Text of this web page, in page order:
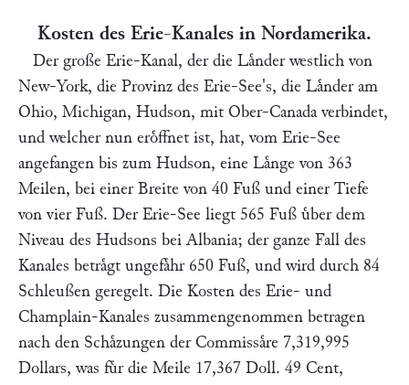
Kosten des Erie-Kanales in Nordamerika.
Der große Erie-Kanal, der die Laͤnder westlich von
New-York, die Provinz des Erie-See's, die Laͤnder am
Ohio, Michigan, Hudson, mit Ober-Canada verbindet,
und welcher nun eroͤffnet ist, hat, vom Erie-See
angefangen bis zum Hudson, eine Laͤnge von 363
Meilen, bei einer Breite von 40 Fuß und einer Tiefe
von vier Fuß. Der Erie-See liegt 565 Fuß uͤber dem
Niveau des Hudsons bei Albania; der ganze Fall des
Kanales betraͤgt ungefaͤhr 650 Fuß, und wird durch 84
Schleußen geregelt. Die Kosten des Erie- und
Champlain-Kanales zusammengenommen betragen
nach den Schaͤzungen der Commissaͤre 7,319,995
Dollars, was fuͤr die Meile 17,367 Doll. 49 Cent,